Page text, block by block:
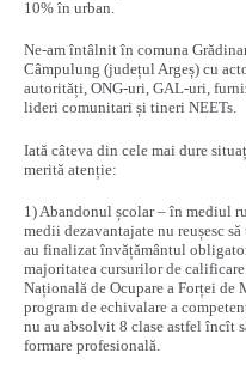
10% în urban.
Ne-am întâlnit în comuna
Câmpulung (județul Argeș) cu
autorități, ONG-uri, GAL-uri,
lideri comunitari și tineri NEETs.
Iată câteva din cele mai dure
merită atenție:
1) Abandonul școlar – în mediul
medii dezavantajate nu reușesc
au finalizat învățământul
majoritatea cursurilor de
Națională de Ocupare a Forței de
program de echivalare a
nu au absolvit 8 clase astfel încît
formare profesională.